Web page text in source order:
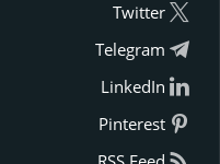
Twitter
Telegram
LinkedIn
Pinterest